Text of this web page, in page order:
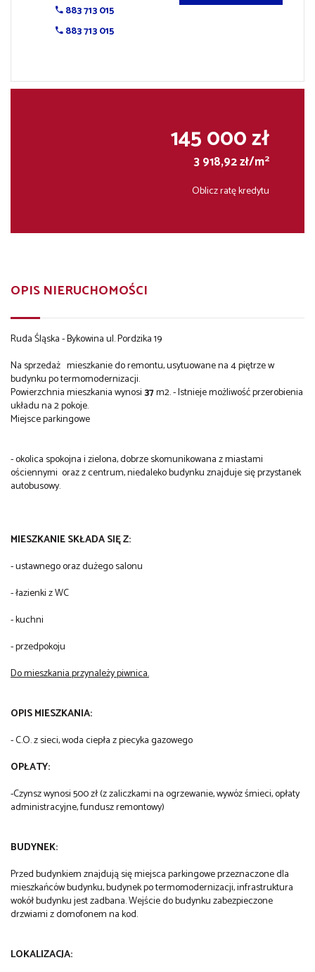
883 713 015
883 713 015
145 000 zł
3 918,92 zł/m2
Oblicz ratę kredytu
OPIS NIERUCHOMOŚCI
Ruda Śląska - Bykowina ul. Pordzika 19
Na sprzedaż mieszkanie do remontu, usytuowane na 4 piętrze w
budynku po termomodernizacji.
Powierzchnia mieszkania wynosi37m2. - Istnieje możliwość przerobienia
układu na 2 pokoje.
Miejsce parkingowe
- okolica spokojna i zielona, dobrze skomunikowana z miastami
ościennymi oraz z centrum, niedaleko budynku znajduje się przystanek
autobusowy.
MIESZKANIE SKŁADA SIĘ Z:
- ustawnego oraz dużego salonu
- łazienki z WC
- kuchni
- przedpokoju
Do mieszkania przynależy piwnica.
OPIS MIESZKANIA:
- C.O. z sieci, woda ciepła z piecyka gazowego
OPŁATY:
-Czynsz wynosi 500 zł (z zaliczkami na ogrzewanie, wywóz śmieci, opłaty
administracyjne, fundusz remontowy)
BUDYNEK:
Przed budynkiem znajdują się miejsca parkingowe przeznaczone dla
mieszkańców budynku, budynek po termomodernizacji, infrastruktura
wokół budynku jest zadbana. Wejście do budynku zabezpieczone
drzwiami z domofonem na kod.
LOKALIZACJA: